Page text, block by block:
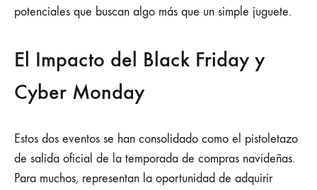
potenciales que buscan algo más que un simple juguete.
El Impacto del Black Friday y
Cyber Monday
Estos dos eventos se han consolidado como el pistoletazo
de salida oficial de la temporada de compras navideñas.
Para muchos, representan la oportunidad de adquirir